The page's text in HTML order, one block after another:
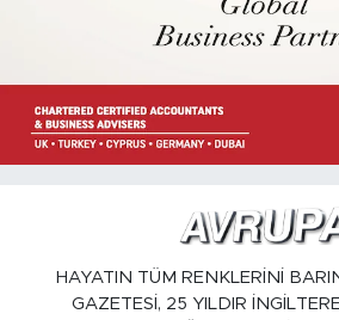
HAYATIN TÜM RENKLERİNİ
GAZETESİ, 25 YILDIR